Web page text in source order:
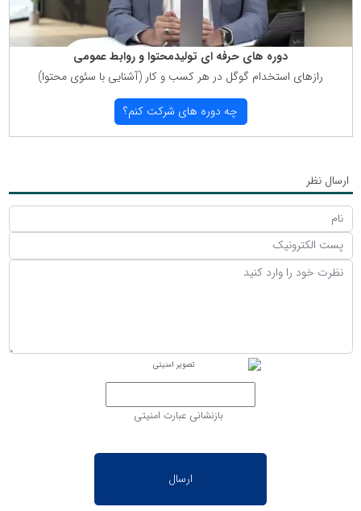
دوره های حرفه ای تولیدمحتوا و روابط عمومی
رازهای استخدام گوگل در هر كسب و كار (آشنایی با سئوی محتوا)
چه دوره های شركت كنم؟
ارسال نظر
بازنشانی عبارت امنیتی